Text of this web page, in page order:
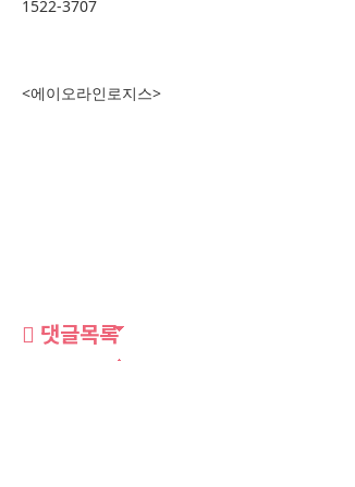
1522-3707
<에이오라인로지스>
댓글목록